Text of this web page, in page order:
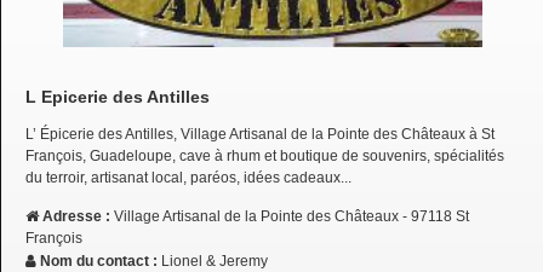
L Epicerie des Antilles
L’ Épicerie des Antilles, Village Artisanal de la Pointe des Châteaux à St
François, Guadeloupe, cave à rhum et boutique de souvenirs, spécialités
du terroir, artisanat local, paréos, idées cadeaux...
Adresse : Village Artisanal de la Pointe des Châteaux - 97118 St
François
Nom du contact : Lionel & Jeremy